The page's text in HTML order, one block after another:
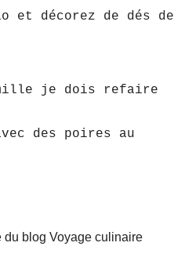
et décorez de dés de
je dois refaire
des poires au
du blog Voyage culinaire